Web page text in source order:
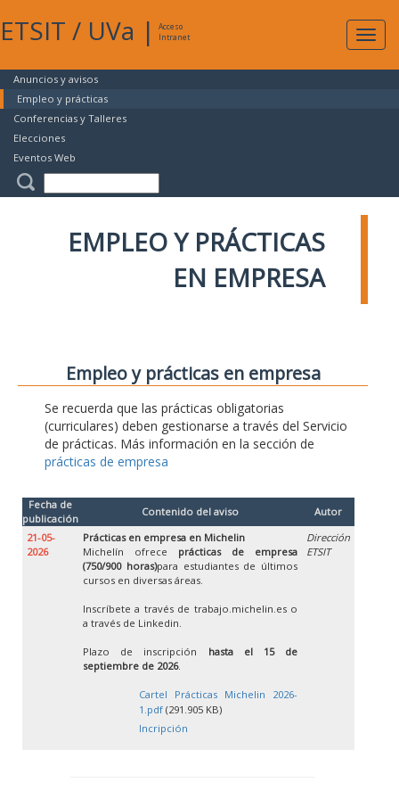
ETSIT / UVa |
Acceso
Intranet
Anuncios y avisos
Empleo y prácticas
Conferencias y Talleres
Elecciones
Eventos Web
EMPLEO Y PRÁCTICAS
EN EMPRESA
Empleo y prácticas en empresa
Se recuerda que las prácticas obligatorias
(curriculares) deben gestionarse a través del Servicio
de prácticas. Más información en la sección de
prácticas de empresa
Fecha de
publicación
Contenido del aviso
Autor
21-05-
2026
Prácticas en empresa en Michelin
Michelín ofrece prácticas de empresa
(750/900 horas)para estudiantes de últimos
cursos en diversas áreas.
Inscríbete a través de trabajo.michelin.es o
a través de Linkedin.
Plazo de inscripción hasta el 15 de
septiembre de 2026.
Cartel Prácticas Michelin 2026-
1.pdf (291.905 KB)
Incripción
Dirección
ETSIT